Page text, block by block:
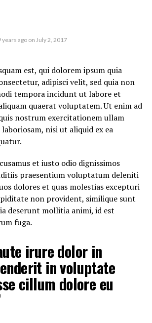
years ago on July 2, 2017
est, qui dolorem ipsum quia
adipisci velit, sed quia non
tempora incidunt ut labore et
quaerat voluptatem. Ut enim ad
nostrum exercitationem ullam
nisi ut aliquid ex ea
et iusto odio dignissimos
praesentium voluptatum deleniti
dolores et quas molestias excepturi
non provident, similique sunt
deserunt mollitia animi, id est
fuga.
irure dolor in
in voluptate
cillum dolore eu